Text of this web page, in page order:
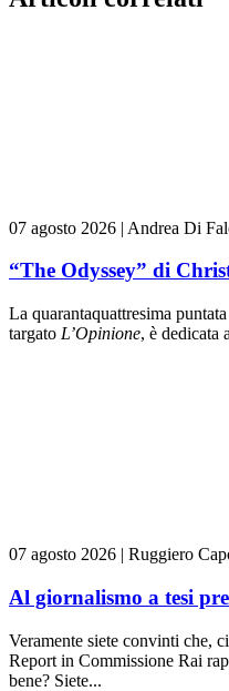
07 agosto 2026 | Andrea Di
“The Odyssey” di
La quarantaquattresima
targato L’Opinione, è dedicata a
07 agosto 2026 | Ruggiero
Al giornalismo a tesi
Veramente siete convinti che,
Report in Commissione Rai
bene? Siete...